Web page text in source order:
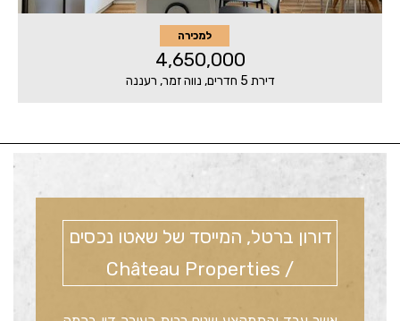
דירת 5 חדרים, נווה זמר, רעננה
4,650,000
למכירה
דורון ברטל, המייסד של שאטו נכסים
/ Château Properties